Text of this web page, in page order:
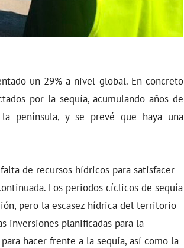
un 29% a nivel global. En concreto
por la sequía, acumulando años de
península, y se prevé que haya una
de recursos hídricos para satisfacer
Los periodos cíclicos de sequía
pero la escasez hídrica del territorio
inversiones planificadas para la
hacer frente a la sequía, así como la